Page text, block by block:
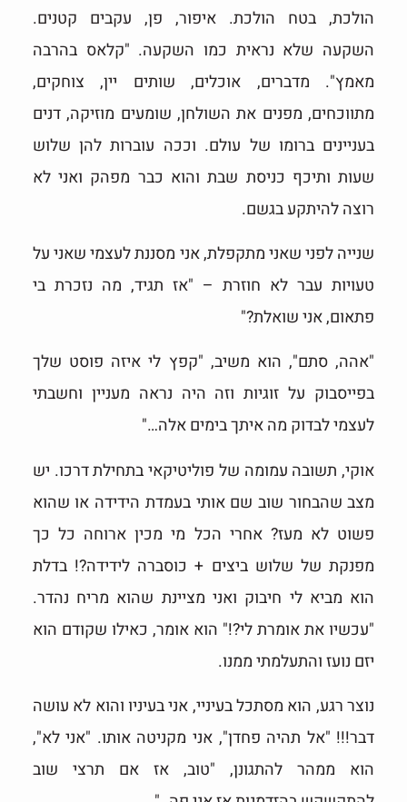
הולכת, בטח הולכת. איפור, פן, עקבים קטנים.
השקעה שלא נראית כמו השקעה. "קלאס בהרבה
מאמץ". מדברים, אוכלים, שותים יין, צוחקים,
מתווכחים, מפנים את השולחן, שומעים מוזיקה, דנים
בעניינים ברומו של עולם. וככה עוברות להן שלוש
שעות ותיכף כניסת שבת והוא כבר מפהק ואני לא
רוצה להיתקע בגשם.
שנייה לפני שאני מתקפלת, אני מסננת לעצמי שאני על
טעויות עבר לא חוזרת – "אז תגיד, מה נזכרת בי
פתאום, אני שואלת?"
"אהה, סתם", הוא משיב, "קפץ לי איזה פוסט שלך
בפייסבוק על זוגיות וזה היה נראה מעניין וחשבתי
לעצמי לבדוק מה איתך בימים אלה…"
אוקי, תשובה עמומה של פוליטיקאי בתחילת דרכו. יש
מצב שהבחור שוב שם אותי בעמדת הידידה או שהוא
פשוט לא מעז? אחרי הכל מי מכין ארוחה כל כך
מפנקת של שלוש ביצים + כוסברה לידידה?! בדלת
הוא מביא לי חיבוק ואני מציינת שהוא מריח נהדר.
"עכשיו את אומרת לי?!" הוא אומר, כאילו שקודם הוא
יזם נועז והתעלמתי ממנו.
נוצר רגע, הוא מסתכל בעיניי, אני בעיניו והוא לא עושה
דבר!!! "אל תהיה פחדן", אני מקניטה אותו. "אני לא",
הוא ממהר להתגונן, "טוב, אז אם תרצי שוב